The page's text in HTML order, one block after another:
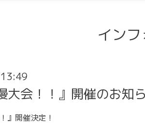
イン
大会！！』開催のお知
』開催決定！